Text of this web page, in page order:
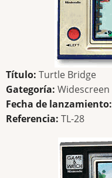
Título: Turtle Bridge
Gategoría: Widescreen
Fecha de lanzamiento:
Referencia: TL-28